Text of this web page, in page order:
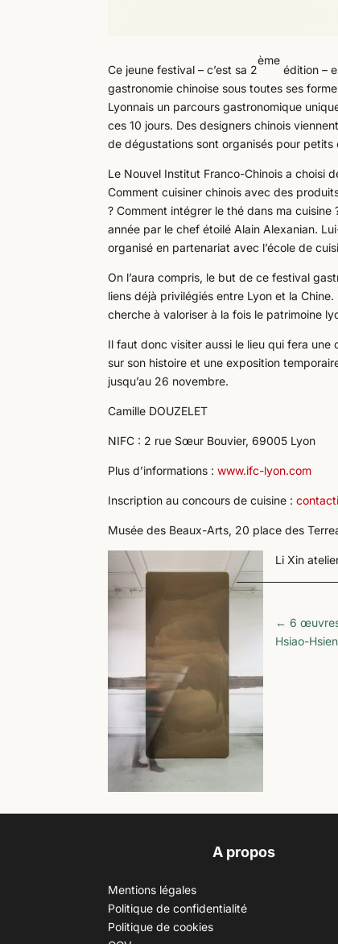
Ce jeune festival – c’est sa 2
ème
édition –
gastronomie chinoise sous toutes ses
Lyonnais un parcours gastronomique
ces 10 jours. Des designers chinois
de dégustations sont organisés pour petits
Le Nouvel Institut Franco-Chinois a choisi
Comment cuisiner chinois avec des
? Comment intégrer le thé dans ma
année par le chef étoilé Alain Alexanian.
organisé en partenariat avec l’école de
On l’aura compris, le but de ce festival
liens déjà privilégiés entre Lyon et la
cherche à valoriser à la fois le patrimoine
Il faut donc visiter aussi le lieu qui fera
sur son histoire et une exposition
jusqu’au 26 novembre.
Camille DOUZELET
NIFC : 2 rue Sœur Bouvier, 69005 Lyon
Plus d’informations :www.ifc-lyon.com
Inscription au concours de cuisine :
Musée des Beaux-Arts, 20 place des
Li Xin
←6
Hsiao-
A propos
Mentions légales
Politique de confidentialité
Politique de cookies